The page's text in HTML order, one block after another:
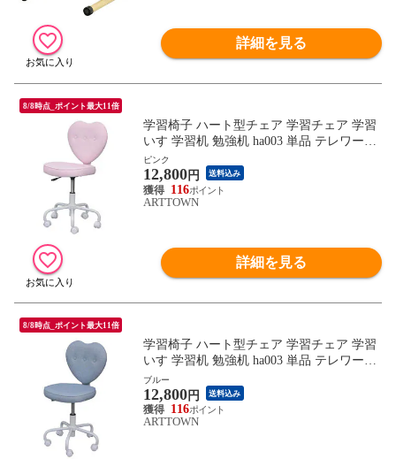
詳細を見る
8/8時点_ポイント最大11倍
学習椅子 ハート型チェア 学習チェア 学習
いす 学習机 勉強机 ha003 単品 テレワーク
チェア / ピンク / -ART
ピンク
12,800円 送料込み
116
ARTTOWN
詳細を見る
8/8時点_ポイント最大11倍
学習椅子 ハート型チェア 学習チェア 学習
いす 学習机 勉強机 ha003 単品 テレワーク
チェア / ブルー / -ART
ブルー
12,800円 送料込み
116
ARTTOWN